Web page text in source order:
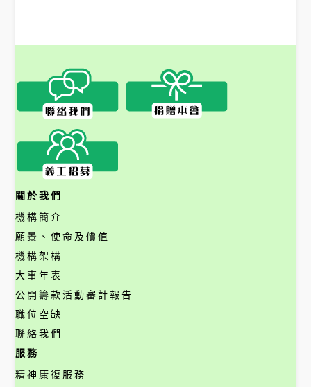
關於我們
機構簡介
願景、使命及價值
機構架構
大事年表
公開籌款活動審計報告
職位空缺
聯絡我們
服務
精神康復服務